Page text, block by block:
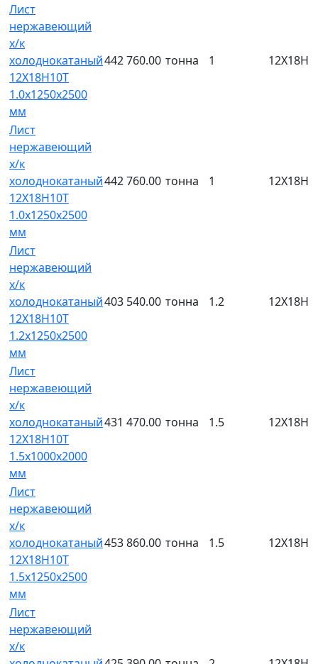
Лист
нержавеющий
х/к
холоднокатаный
12Х18Н10Т
1.0х1250х2500
мм
442 760.00 тонна 1
Лист
нержавеющий
х/к
холоднокатаный
12Х18Н10Т
1.0х1250х2500
мм
442 760.00 тонна 1
Лист
нержавеющий
х/к
холоднокатаный
12Х18Н10Т
1.2х1250х2500
мм
403 540.00 тонна 1.2
Лист
нержавеющий
х/к
холоднокатаный
12Х18Н10Т
1.5х1000х2000
мм
431 470.00 тонна 1.5
Лист
нержавеющий
х/к
холоднокатаный
12Х18Н10Т
1.5х1250х2500
мм
453 860.00 тонна 1.5
Лист
нержавеющий
х/к